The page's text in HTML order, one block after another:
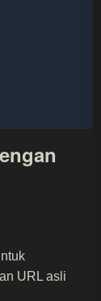
URL asli